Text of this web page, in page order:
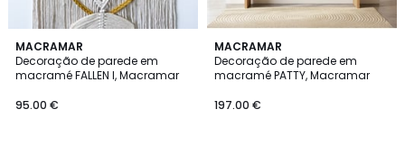
MACRAMAR
Decoração de parede em
macramé FALLEN I, Macramar
95.00 €
MACRAMAR
Decoração de parede em
macramé PATTY, Macramar
197.00 €